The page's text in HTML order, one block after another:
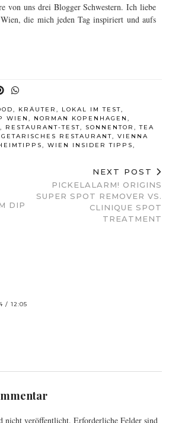
von uns drei Blogger Schwestern. Ich liebe
die mich jeden Tag inspiriert und aufs
, KRÄUTER , LOKAL IM TEST,
WIEN , NORMAN KOPENHAGEN ,
, RESTAURANT-TEST, SONNENTOR ,TEA
RESTAURANT, VIENNA
, WIEN INSIDER TIPPS,
DIP
NEXT POST
PICKELALARM! ORIGINS
SUPER SPOT REMOVER VS.
CLINIQUE SPOT
TREATMENT
/ 12:05
nicht veröffentlicht. Erforderliche Felder sind